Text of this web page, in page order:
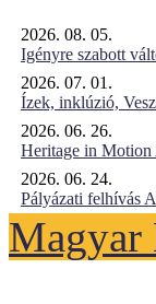
2026. 08. 05.
Igényre szabott
2026. 07. 01.
Ízek, inklúzió,
2026. 06. 26.
Heritage in Motion
2026. 06. 24.
Pályázati felhívás
Magyar